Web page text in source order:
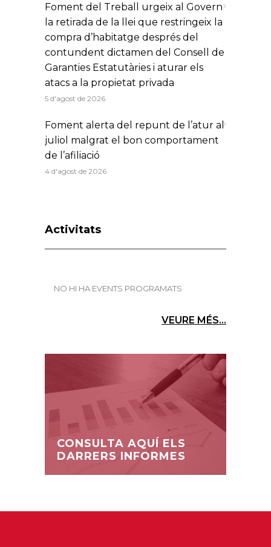
Foment del Treball urgeix al Govern
la retirada de la llei que restringeix la
compra d’habitatge després del
contundent dictamen del Consell de
Garanties Estatutàries i aturar els
atacs a la propietat privada
5 d'agost de 2026
Foment alerta del repunt de l’atur al
juliol malgrat el bon comportament
de l’afiliació
4 d'agost de 2026
Activitats
NO HI HA EVENTS PROGRAMATS
VEURE MÉS...
CONSULTA AQUÍ ELS
DARRERS INFORMES